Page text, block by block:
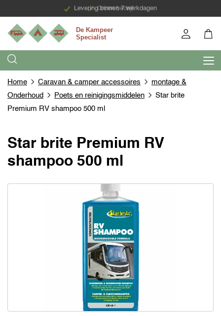
Groen bedrijf
Levering binnen 7 werkdagen
Home Caravan & camper accessoires
montage &
Onderhoud
Poets en reinigingsmiddelen
Star brite
Premium RV shampoo 500 ml
Star brite Premium RV
shampoo 500 ml